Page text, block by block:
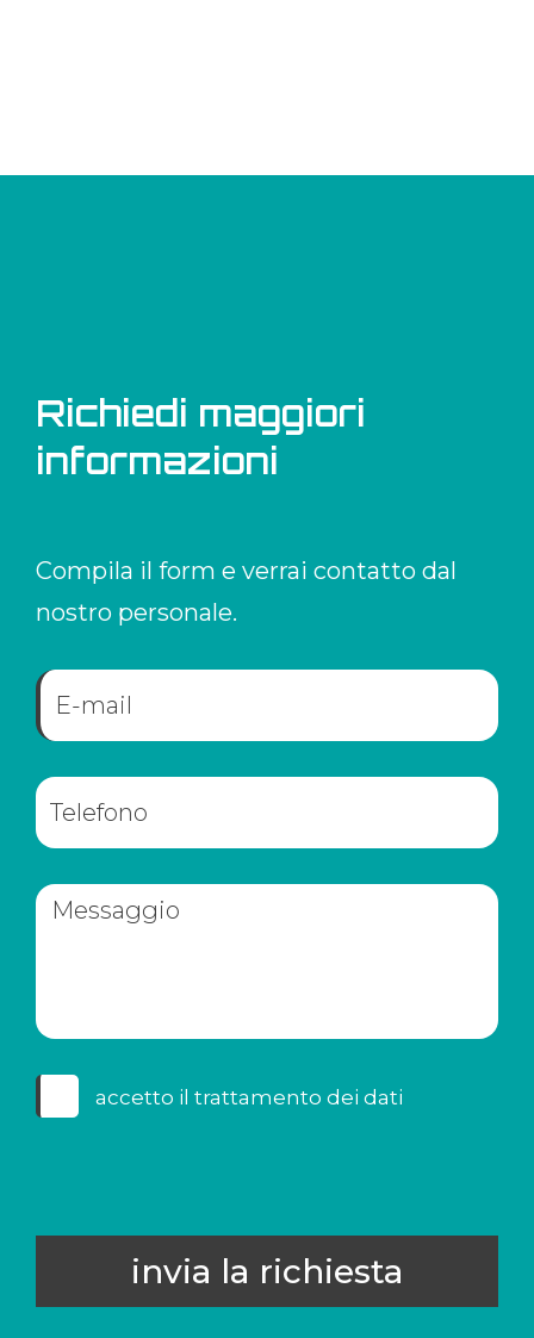
Richiedi maggiori
informazioni
Compila il form e verrai contatto dal
nostro personale.
accetto il trattamento dei dati
invia la richiesta